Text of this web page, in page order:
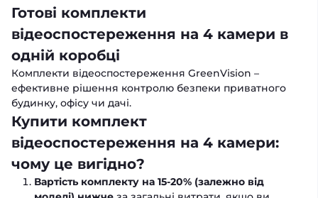
Готові комплекти
відеоспостереження на 4 камери в
одній коробці
Комплекти відеоспостереження GreenVision –
ефективне рішення контролю безпеки приватного
будинку, офісу чи дачі.
Купити комплект
відеоспостереження на 4 камери:
чому це вигідно?
Вартість комплекту на 15-20% (залежно від